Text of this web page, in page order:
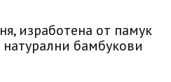
изработена от памук
бамбукови